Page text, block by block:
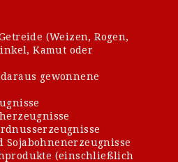
(Weizen, Rogen,
Kamut oder
gewonnene
Sojabohnenerzeugnisse
(einschließlich